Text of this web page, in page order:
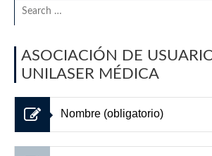
ASOCIACIÓN DE
UNILASER MÉDICA